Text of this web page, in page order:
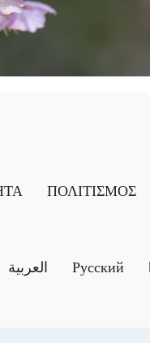
ΠΟΛΙΤΙΣΜΟΣ
العربية Русский